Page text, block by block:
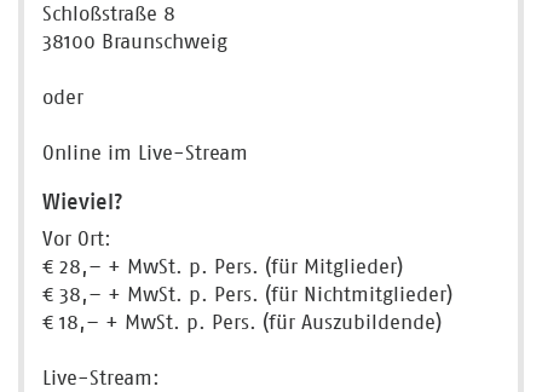
Schloßstraße 8
38100 Braunschweig
oder
Online im Live-Stream
Wieviel?
Vor Ort:
€ 28,– + MwSt. p. Pers. (für Mitglieder)
€ 38,– + MwSt. p. Pers. (für Nichtmitglieder)
€ 18,– + MwSt. p. Pers. (für Auszubildende)
Live-Stream: